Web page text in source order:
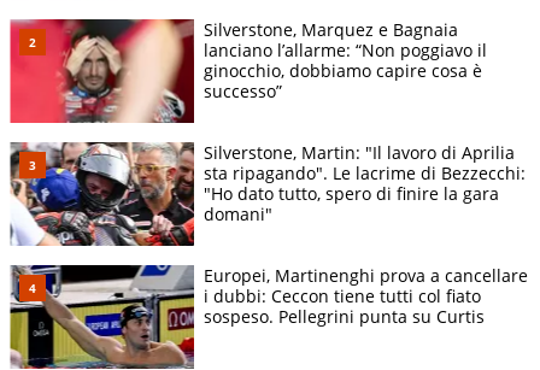
Silverstone, Marquez e Bagnaia
lanciano l’allarme: “Non poggiavo il
ginocchio, dobbiamo capire cosa è
successo”
Silverstone, Martin: "Il lavoro di Aprilia
sta ripagando". Le lacrime di Bezzecchi:
"Ho dato tutto, spero di finire la gara
domani"
Europei, Martinenghi prova a cancellare
i dubbi: Ceccon tiene tutti col fiato
sospeso. Pellegrini punta su Curtis